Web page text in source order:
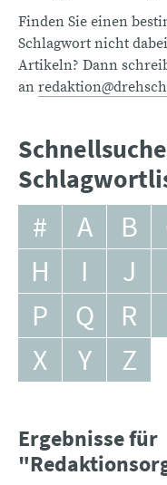
Finden Sie einen
Schlagwort nicht
Artikeln? Dann
an
# A B
H
I J
P
Q R
X
Y Z
Ergebnisse für